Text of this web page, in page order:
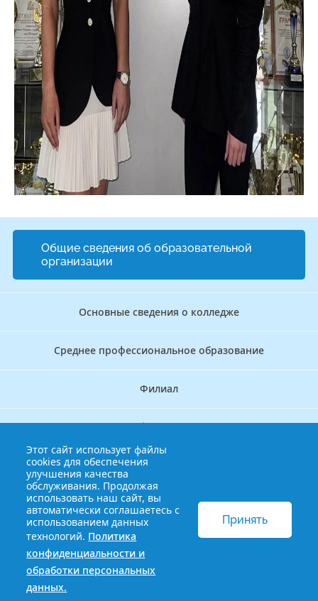
Общие сведения об образовательной
организации
Основные сведения о колледже
Среднее профессиональное образование
Филиал
Дополнительное профессиональное образование
Аккредитационно — симуляционный центр
Бережливый колледж
© 2013-2021 Краснодарский краевой базовый медицинский
колледж
Политика конфиденциальности и обработки
персональных данных
Этот сайт использует файлы
cookies для обеспечения
улучшения качества
обслуживания. Продолжая
использовать наш сайт, вы
автоматически соглашаетесь с
использованием данных
технологий. Политика
конфиденциальности и
обработки персональных
данных.
Принять